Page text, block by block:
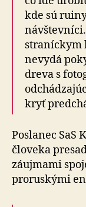
kde sú
straníckym
nevydá
dreva s
kryť
Poslanec SaS
človeka
záujmami
proruskými